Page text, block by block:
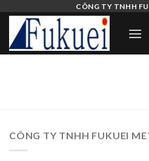
content
CÔNG TY TNHH
CÔNG TY TNHH FUKUEI